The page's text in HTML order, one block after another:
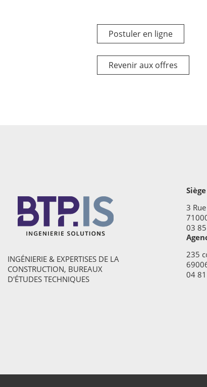
Postuler en ligne
Revenir aux offres
INGÉNIERIE & EXPERTISES DE LA
CONSTRUCTION, BUREAUX
D'ÉTUDES TECHNIQUES
3
03
235
04